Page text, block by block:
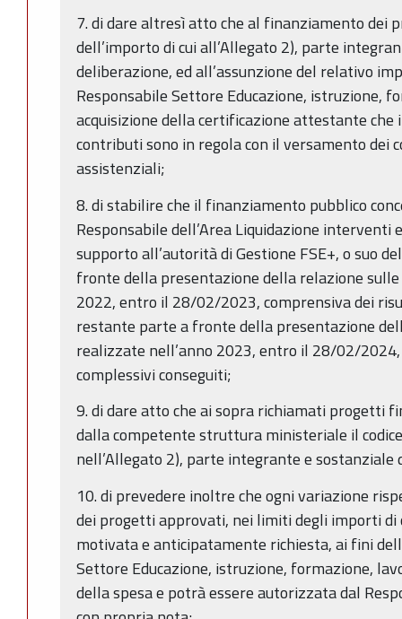
7. di dare altresì atto che al finanziamento dei
dell’importo di cui all’Allegato 2), parte
deliberazione, ed all’assunzione del relativo
Responsabile Settore Educazione, istruzione,
acquisizione della certificazione attestante che
contributi sono in regola con il versamento dei
assistenziali;
8. di stabilire che il finanziamento pubblico
Responsabile dell’Area Liquidazione interventi
supporto all’autorità di Gestione FSE+, o suo
fronte della presentazione della relazione
2022, entro il 28/02/2023, comprensiva dei
restante parte a fronte della presentazione
realizzate nell’anno 2023, entro il 28/02/
complessivi conseguiti;
9. di dare atto che ai sopra richiamati progetti
dalla competente struttura ministeriale il
nell’Allegato 2), parte integrante e
10. di prevedere inoltre che ogni variazione
dei progetti approvati, nei limiti degli importi di
motivata e anticipatamente richiesta, ai fini
Settore Educazione, istruzione, formazione,
della spesa e potrà essere autorizzata dal